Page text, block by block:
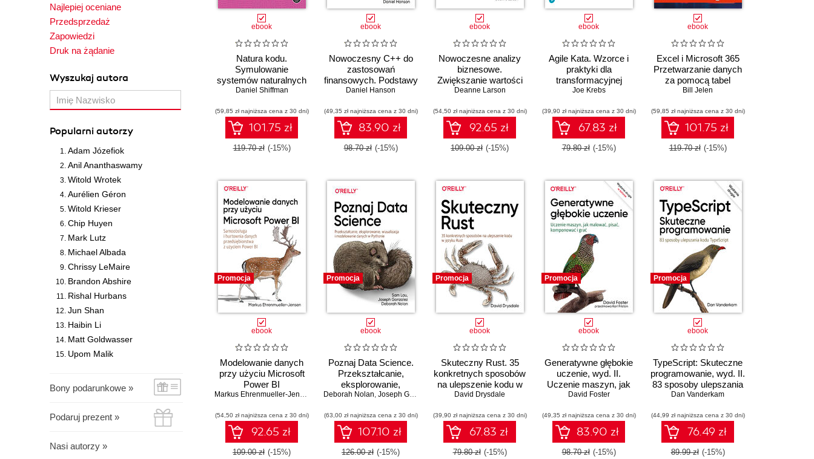
Najlepiej oceniane
Przedsprzedaż
Zapowiedzi
Druk na żądanie
Wyszukaj autora
Popularni autorzy
Adam Józefiok
Anil Ananthaswamy
Witold Wrotek
Aurélien Géron
Witold Krieser
Chip Huyen
Mark Lutz
Michael Albada
Chrissy LeMaire
Brandon Abshire
Rishal Hurbans
Jun Shan
Haibin Li
Matt Goldwasser
Upom Malik
Bony podarunkowe »
Podaruj prezent »
Nasi autorzy »
ebook
Natura kodu.
Symulowanie
systemów naturalnych
przy użyciu JavaScript
Daniel Shiffman
(59,85 zł najniższa cena z 30 dni)
101.75 zł
119.70 zł (-15%)
ebook
Nowoczesny C++ do
zastosowań
finansowych. Podstawy
programowania
Daniel Hanson
(49,35 zł najniższa cena z 30 dni)
83.90 zł
98.70 zł (-15%)
ebook
Nowoczesne analizy
biznesowe.
Zwiększanie wartości
danych przy użyciu
Deanne Larson
(54,50 zł najniższa cena z 30 dni)
92.65 zł
109.00 zł (-15%)
ebook
Agile Kata. Wzorce i
praktyki dla
transformacyjnej
zwinności
Joe Krebs
(39,90 zł najniższa cena z 30 dni)
67.83 zł
79.80 zł (-15%)
ebook
Excel i Microsoft 365
Przetwarzanie danych
za pomocą tabel
przestawnych. Zawiera
dynamicznych, Power
Query i funkcji Copilot
Bill Jelen
(59,85 zł najniższa cena z 30 dni)
101.75 zł
119.70 zł (-15%)
Promocja
ebook
Modelowanie danych
przy użyciu Microsoft
Power BI
Markus Ehrenmueller-Jensen
(54,50 zł najniższa cena z 30 dni)
92.65 zł
109.00 zł (-15%)
Promocja
ebook
Poznaj Data Science.
Przekształcanie,
eksplorowanie,
wizualizacja i
Pythonie
Deborah Nolan, Joseph Gonzalez Sam Lau
(63,00 zł najniższa cena z 30 dni)
107.10 zł
126.00 zł (-15%)
Promocja
ebook
Skuteczny Rust. 35
konkretnych sposobów
na ulepszenie kodu w
języku Rust
David Drysdale
(39,90 zł najniższa cena z 30 dni)
67.83 zł
79.80 zł (-15%)
Promocja
ebook
Generatywne głębokie
uczenie, wyd. II.
Uczenie maszyn, jak
malować, pisać,
David Foster
(49,35 zł najniższa cena z 30 dni)
83.90 zł
98.70 zł (-15%)
Promocja
ebook
TypeScript: Skuteczne
programowanie, wyd. II.
83 sposoby ulepszania
kodu TypeScript
Dan Vanderkam
(44,99 zł najniższa cena z 30 dni)
76.49 zł
89.99 zł (-15%)